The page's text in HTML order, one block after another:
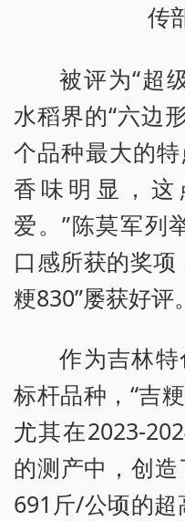
传
被评为“超
水稻界的“六边
个品种最大的
香味明显，
爱。”陈莫军列
口感所获的奖项
粳830”屡获好评。
作为吉林
标杆品种，“吉
尤其在2023-
的测产中，创
691斤/公顷的超